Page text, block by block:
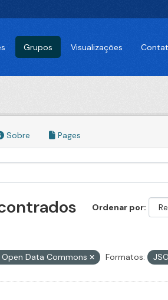
Grupos Visualizações
Sobre Pages
Ordenar por
Data Commons
Formatos: